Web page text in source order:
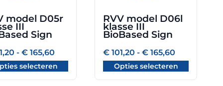
model D05r
III
Sign
- €165,60Prijsklasse:
€ 101,20
tot
€ 165,60
selecteren
RVV model D06l
klasse III
BioBased Sign
€101,20 - €165,60Prijsklasse:
€ 101,20
tot
€ 165,60
Opties selecteren
worden
op
productpagina